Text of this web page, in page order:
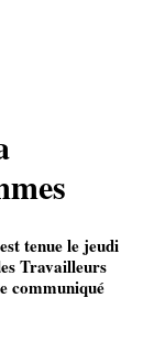
tenue le jeudi
Travailleurs
communiqué